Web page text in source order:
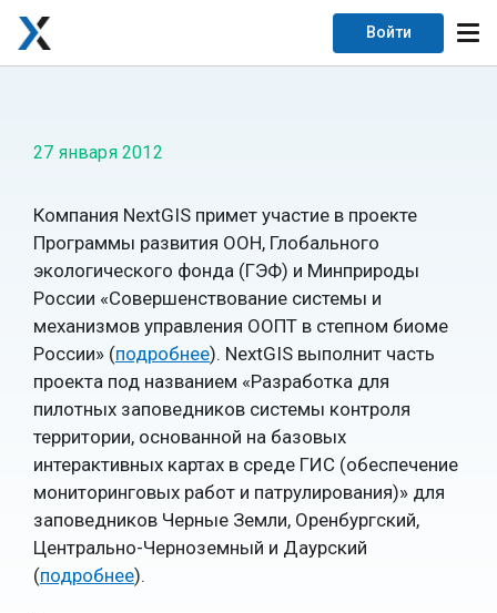
Войти
27 января 2012
Компания NextGIS примет участие в проекте
Программы развития ООН, Глобального
экологического фонда (ГЭФ) и Минприроды
России «Совершенствование системы и
механизмов управления ООПТ в степном биоме
России» (подробнее). NextGIS выполнит часть
проекта под названием «Разработка для
пилотных заповедников системы контроля
территории, основанной на базовых
интерактивных картах в среде ГИС (обеспечение
мониторинговых работ и патрулирования)» для
заповедников Черные Земли, Оренбургский,
Центрально-Черноземный и Даурский
(подробнее).